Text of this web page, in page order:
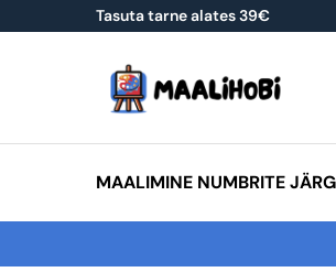
Tasuta tarne alates 39€
MAALIMINE NUMBRITE